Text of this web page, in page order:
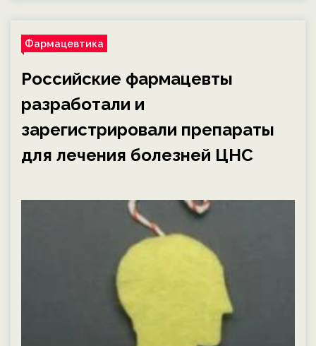
Фармацевтика
Российские фармацевты
разработали и
зарегистрировали препараты
для лечения болезней ЦНС